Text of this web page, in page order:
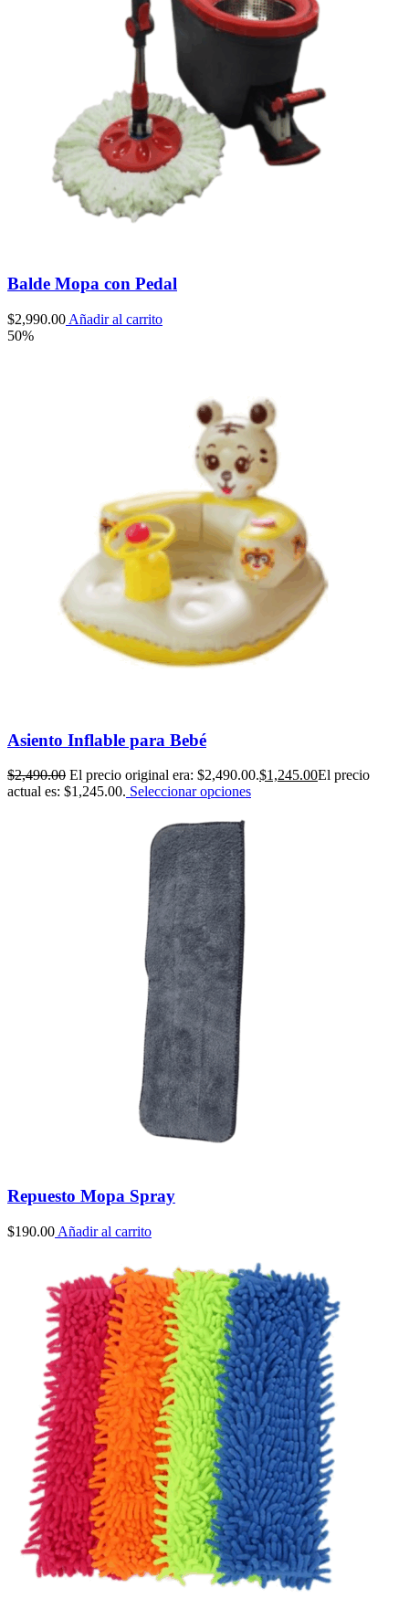
Balde Mopa con Pedal
$2,990.00 Añadir al carrito
50%
Asiento Inflable para Bebé
$2,490.00 El precio original era: $2,490.00.$1,245.00El precio
actual es: $1,245.00. Seleccionar opciones
Repuesto Mopa Spray
$190.00 Añadir al carrito